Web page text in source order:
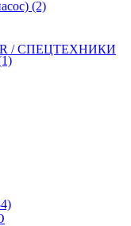
(2)
/ СПЕЦТЕХНИКИ